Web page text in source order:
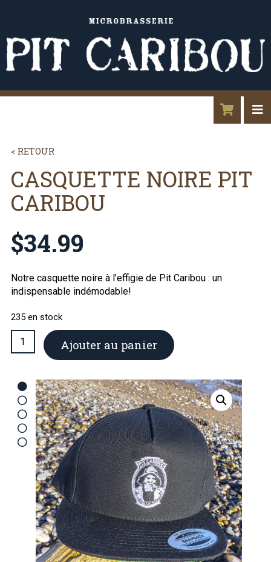
< RETOUR
CASQUETTE NOIRE PIT
CARIBOU
$34.99
Notre casquette noire à l’effigie de Pit Caribou : un
indispensable indémodable!
235 en stock
quantité
Casquette
Pit
Caribou
Ajouter au panier